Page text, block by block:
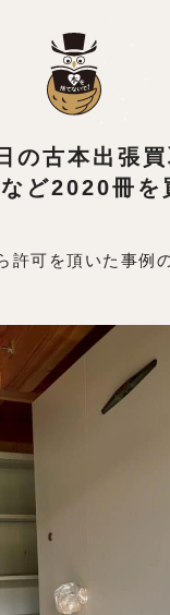
の古本出張
ど2020冊を
許可を頂いた事例